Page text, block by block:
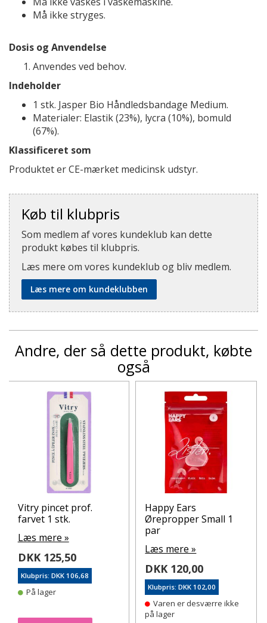
Må ikke stryges.
Dosis og Anvendelse
Anvendes ved behov.
Indeholder
1 stk. Jasper Bio Håndledsbandage Medium.
Materialer: Elastik (23%), lycra (10%), bomuld
(67%).
Klassificeret som
Produktet er CE-mærket medicinsk udstyr.
Køb til klubpris
Som medlem af vores kundeklub kan dette
produkt købes til klubpris.
Læs mere om vores kundeklub og bliv medlem.
Læs mere om kundeklubben
Andre, der så dette produkt, købte
også
Vitry pincet prof.
farvet 1 stk.
Læs mere »
DKK 125,50
Klubpris: DKK 106,68
På lager
Happy Ears
Ørepropper Small 1
par
Læs mere »
DKK 120,00
Klubpris: DKK 102,00
Varen er desværre ikke
på lager